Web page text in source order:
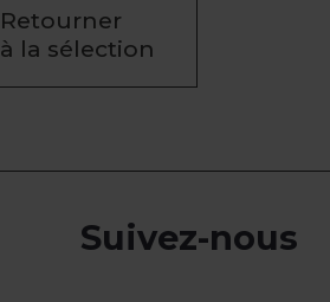
Retourner
à la sélection
Suivez-nous